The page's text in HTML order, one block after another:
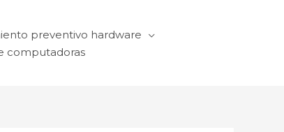
preventivo hardware
computadoras